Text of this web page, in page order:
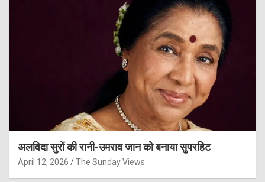
अलविदा सुरों की रानी-उमराव जान को बनाया सुपरहिट
April 12, 2026 The Sunday Views